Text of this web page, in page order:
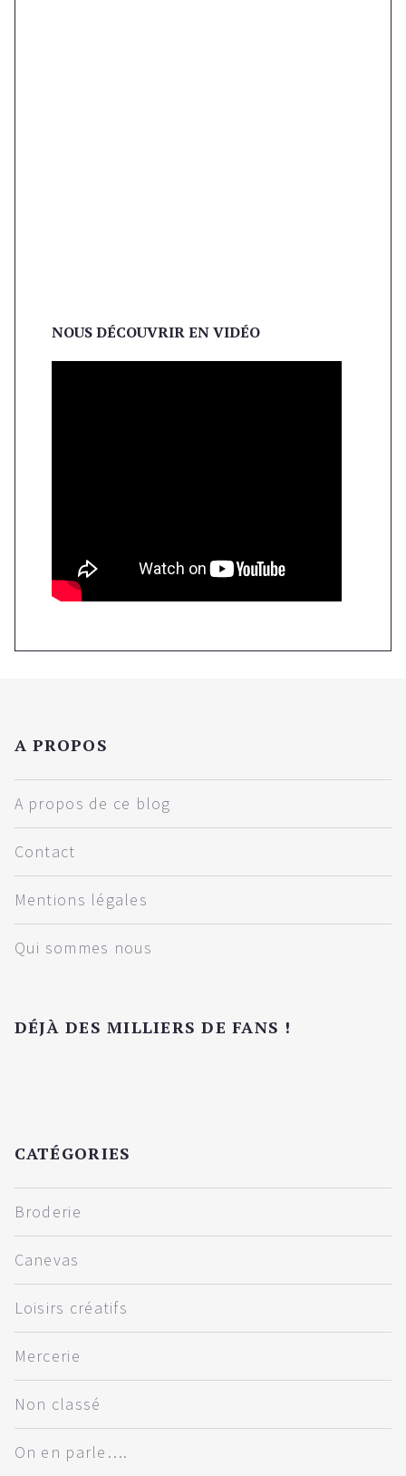
NOUS DÉCOUVRIR EN VIDÉO
A PROPOS
A propos de ce blog
Contact
Mentions légales
Qui sommes nous
DÉJÀ DES MILLIERS DE FANS !
CATÉGORIES
Broderie
Canevas
Loisirs créatifs
Mercerie
Non classé
On en parle….